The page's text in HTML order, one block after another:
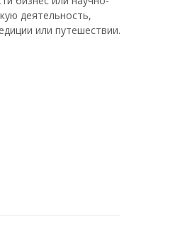
деятельность,
или путешествии.